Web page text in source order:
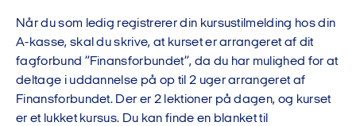
Når du som ledig registrerer din kursustilmelding hos din
A-kasse, skal du skrive, at kurset er arrangeret af dit
fagforbund ”Finansforbundet”, da du har mulighed for at
deltage i uddannelse på op til 2 uger arrangeret af
Finansforbundet. Der er 2 lektioner på dagen, og kurset
er et lukket kursus. Du kan finde en blanket til